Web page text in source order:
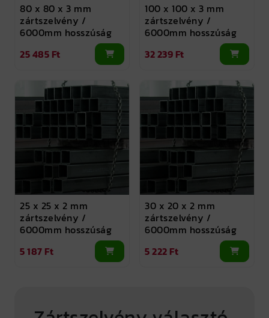
80 x 80 x 3 mm
zártszelvény /
6000mm hosszúság
25 485 Ft
100 x 100 x 3 mm
zártszelvény /
6000mm hosszúság
32 239 Ft
25 x 25 x 2 mm
zártszelvény /
6000mm hosszúság
5 187 Ft
30 x 20 x 2 mm
zártszelvény /
6000mm hosszúság
5 222 Ft